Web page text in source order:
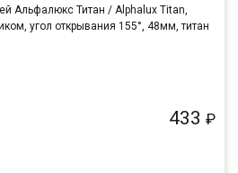
Альфалюкс Титан / Alphalux Titan,
угол открывания 155°, 48мм, титан
433 ₽